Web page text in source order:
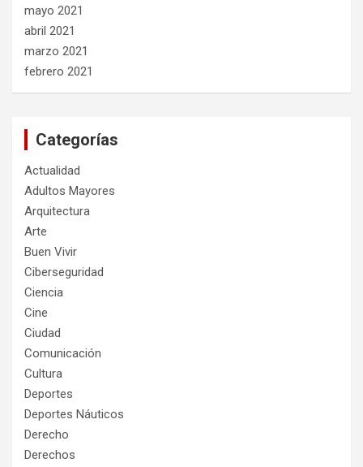
mayo 2021
abril 2021
marzo 2021
febrero 2021
Categorías
Actualidad
Adultos Mayores
Arquitectura
Arte
Buen Vivir
Ciberseguridad
Ciencia
Cine
Ciudad
Comunicación
Cultura
Deportes
Deportes Náuticos
Derecho
Derechos